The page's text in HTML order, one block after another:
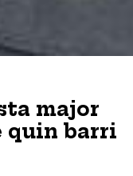
major
quin barri